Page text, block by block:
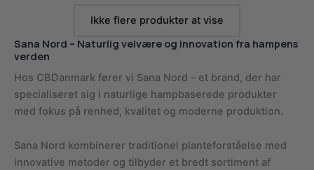
Ikke flere produkter at vise
Sana Nord – Naturlig velvære og innovation fra hampens
verden
Hos CBDanmark fører vi Sana Nord – et brand, der har
specialiseret sig i naturlige hampbaserede produkter
med fokus på renhed, kvalitet og moderne produktion.
Sana Nord kombinerer traditionel planteforståelse med
innovative metoder og tilbyder et bredt sortiment af